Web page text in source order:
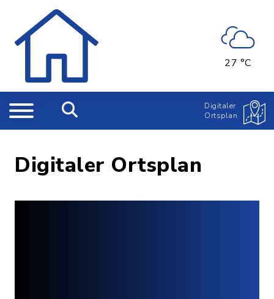
27 °C
Digitaler
Ortsplan
Digitaler Ortsplan